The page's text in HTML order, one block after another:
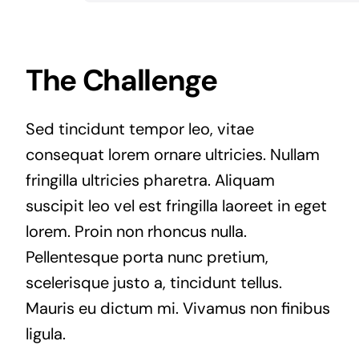
The Challenge
Sed tincidunt tempor leo, vitae
consequat lorem ornare ultricies. Nullam
fringilla ultricies pharetra. Aliquam
suscipit leo vel est fringilla laoreet in eget
lorem. Proin non rhoncus nulla.
Pellentesque porta nunc pretium,
scelerisque justo a, tincidunt tellus.
Mauris eu dictum mi. Vivamus non finibus
ligula.